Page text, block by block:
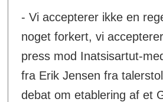
- Vi accepterer ikke en
noget forkert, vi
press mod Inatsisartut-
fra Erik Jensen fra
debat om etablering af et